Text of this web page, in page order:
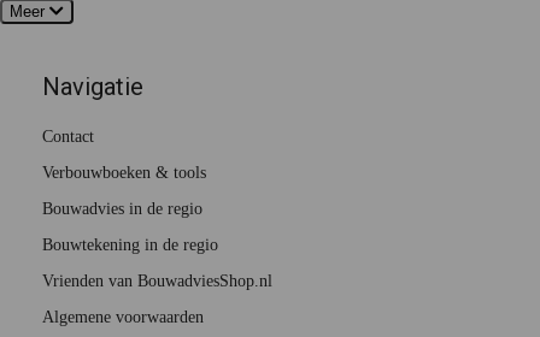
Meer
Navigatie
Contact
Verbouwboeken & tools
Bouwadvies in de regio
Bouwtekening in de regio
Vrienden van BouwadviesShop.nl
Algemene voorwaarden